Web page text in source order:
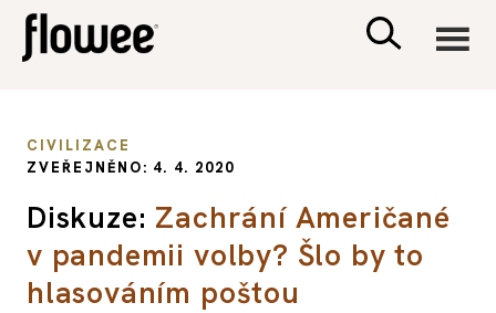
PSYCHOLOGIE
CIVILIZACE
ZVEŘEJNĚNO: 4. 4. 2020
Diskuze: Zachrání Američané
v pandemii volby? Šlo by to
hlasováním poštou